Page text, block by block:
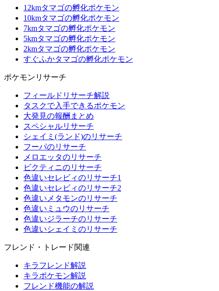
12kmタマゴの孵化ポケモン
10kmタマゴの孵化ポケモン
7kmタマゴの孵化ポケモン
5kmタマゴの孵化ポケモン
2kmタマゴの孵化ポケモン
すぐふかタマゴの孵化ポケモン
ポケモンリサーチ
フィールドリサーチ解説
タスクで入手できるポケモン
大発見の報酬まとめ
スペシャルリサーチ
シェイミ(ランド)のリサーチ
フーパのリサーチ
メロエッタのリサーチ
ビクティニのリサーチ
色違いセレビィのリサーチ1
色違いセレビィのリサーチ2
色違いメタモンのリサーチ
色違いミュウのリサーチ
色違いジラーチのリサーチ
色違いシェイミのリサーチ
フレンド・トレード関連
キラフレンド解説
キラポケモン解説
フレンド機能の解説